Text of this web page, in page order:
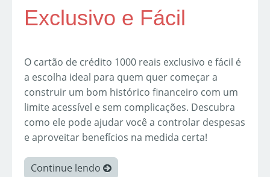
Exclusivo e Fácil
O cartão de crédito 1000 reais exclusivo e fácil é
a escolha ideal para quem quer começar a
construir um bom histórico financeiro com um
limite acessível e sem complicações. Descubra
como ele pode ajudar você a controlar despesas
e aproveitar benefícios na medida certa!
Continue lendo